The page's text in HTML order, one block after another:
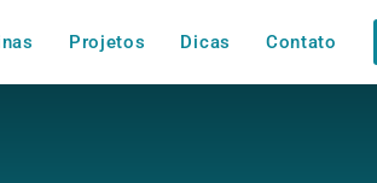
Projetos Dicas Contato